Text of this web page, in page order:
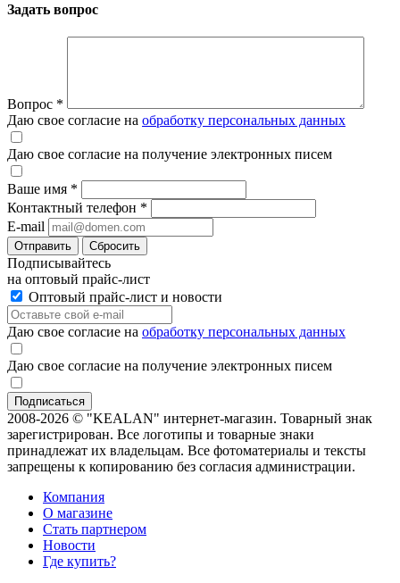
Задать вопрос
Вопрос *
Даю свое согласие на обработку персональных данных
Даю свое согласие на получение электронных писем
Ваше имя *
Контактный телефон *
E-mail
Отправить Сбросить
Подписывайтесь
на оптовый прайс-лист
Оптовый прайс-лист и новости
Даю свое согласие на обработку персональных данных
Даю свое согласие на получение электронных писем
2008-2026 © "KEALAN" интернет-магазин. Товарный знак
зарегистрирован. Все логотипы и товарные знаки
принадлежат их владельцам. Все фотоматериалы и тексты
запрещены к копированию без согласия администрации.
Компания
О магазине
Стать партнером
Новости
Где купить?